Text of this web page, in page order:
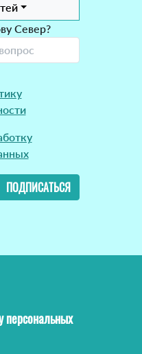
Север?
ПОДПИСАТЬСЯ
персональных